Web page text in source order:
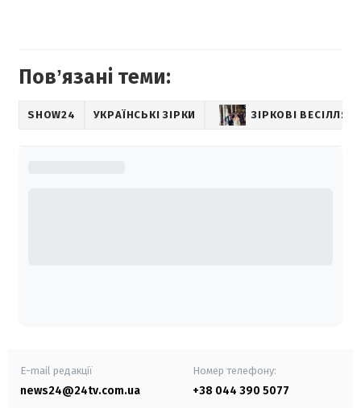
Повʼязані теми:
SHOW24 УКРАЇНСЬКІ ЗІРКИ ЗІРКОВІ ВЕСІЛЛЯ
E-mail редакції
news24@24tv.com.ua
Номер телефону:
+38 044 390 5077